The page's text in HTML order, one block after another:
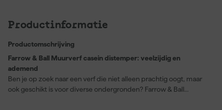
Productinformatie
Productomschrijving
Farrow & Ball Muurverf casein distemper: veelzijdig en
ademend
Ben je op zoek naar een verf die niet alleen prachtig oogt, maar
ook geschikt is voor diverse ondergronden? Farrow & Ball